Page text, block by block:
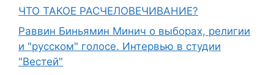
ЧТО ТАКОЕ РАСЧЕЛОВЕЧИВАНИЕ?
Раввин Биньямин Минич о выборах, религии
и "русском" голосе. Интервью в студии
"Вестей"